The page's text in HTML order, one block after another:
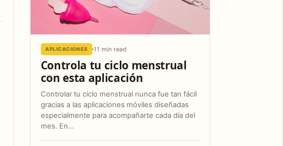
APLICACIONES 11 min read
Controla tu ciclo menstrual
con esta aplicación
Controlar tu ciclo menstrual nunca fue tan fácil
gracias a las aplicaciones móviles diseñadas
especialmente para acompañarte cada día del
mes. En…